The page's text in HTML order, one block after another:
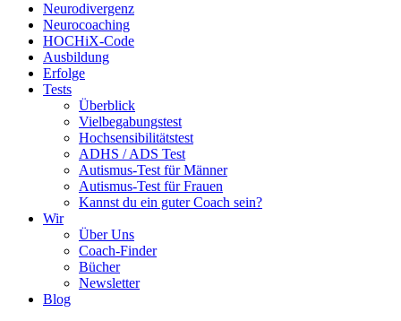
Neurodivergenz
Neurocoaching
HOCHiX-Code
Ausbildung
Erfolge
Tests
Überblick
Vielbegabungstest
Hochsensibilitätstest
ADHS / ADS Test
Autismus-Test für Männer
Autismus-Test für Frauen
Kannst du ein guter Coach sein?
Wir
Über Uns
Coach-Finder
Bücher
Newsletter
Blog